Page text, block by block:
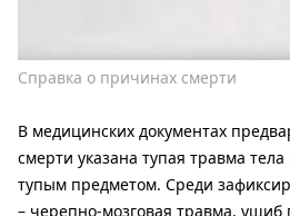
Справка о причинах смерти
В медицинских документах
смерти указана тупая травма тела
тупым предметом. Среди
– черепно-мозговая травма, ушиб